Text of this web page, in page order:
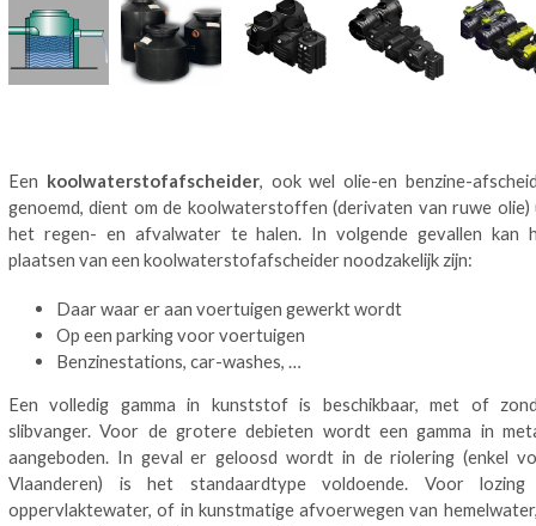
Een koolwaterstofafscheider, ook wel olie-en benzine-
genoemd, dient om de koolwaterstoffen (derivaten van ruwe olie)
het regen- en afvalwater te halen. In volgende gevallen kan
plaatsen van een koolwaterstofafscheider noodzakelijk zijn:
Daar waar er aan voertuigen gewerkt wordt
Op een parking voor voertuigen
Benzinestations, car-washes, …
Een volledig gamma in kunststof is beschikbaar, met of
slibvanger. Voor de grotere debieten wordt een gamma in
aangeboden. In geval er geloosd wordt in de riolering (enkel
Vlaanderen) is het standaardtype voldoende. Voor
oppervlaktewater, of in kunstmatige afvoerwegen van